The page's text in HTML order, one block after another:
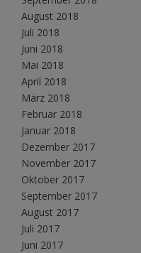
August 2018
Juli 2018
Juni 2018
Mai 2018
April 2018
März 2018
Februar 2018
Januar 2018
Dezember 2017
November 2017
Oktober 2017
September 2017
August 2017
Juli 2017
Juni 2017